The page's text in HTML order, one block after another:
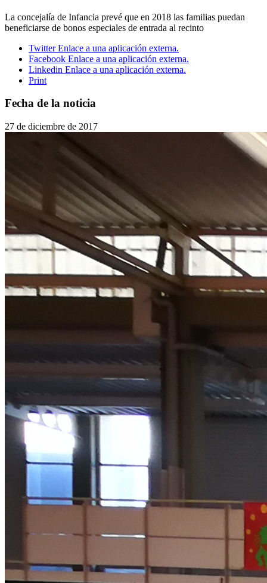
La concejalía de Infancia prevé que en 2018 las familias puedan
beneficiarse de bonos especiales de entrada al recinto
Twitter Enlace a una aplicación externa.
Facebook Enlace a una aplicación externa.
Linkedin Enlace a una aplicación externa.
Print
Fecha de la noticia
27 de diciembre de 2017